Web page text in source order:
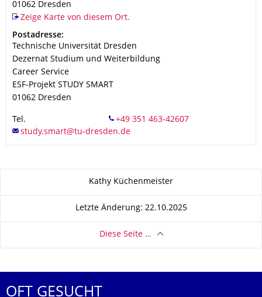
01062 Dresden
Zeige Karte von diesem Ort.
Adresse
Postadresse:
Technische Universität Dresden
Dezernat Studium und Weiterbildung
Career Service
ESF-Projekt STUDY SMART
01062 Dresden
Tel.
Zu dieser SeiteKathy Küchenmeister
Letzte Änderung: 22.10.2025
Diese Seite …
OFT GESUCHT